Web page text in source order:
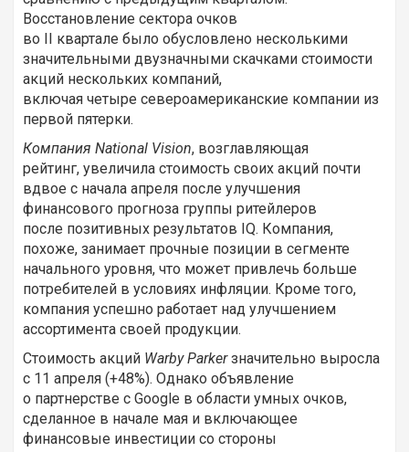
Восстановление сектора очков
во II квартале было обусловлено несколькими
значительными двузначными скачками стоимости
акций нескольких компаний,
включая четыре североамериканские компании из
первой пятерки.
Компания National Vision, возглавляющая
рейтинг, увеличила стоимость своих акций почти
вдвое с начала апреля после улучшения
финансового прогноза группы ритейлеров
после позитивных результатов IQ. Компания,
похоже, занимает прочные позиции в сегменте
начального уровня, что может привлечь больше
потребителей в условиях инфляции. Кроме того,
компания успешно работает над улучшением
ассортимента своей продукции.
Стоимость акций Warby Parkerзначительно выросла
с 11 апреля (+48%). Однако объявление
о партнерстве с Google в области умных очков,
сделанное в начале мая и включающее
финансовые инвестиции со стороны